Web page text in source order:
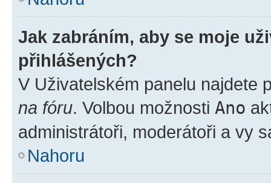
Jak zabráním, aby se moje
přihlášených?
V Uživatelském panelu najdete
na fóru. Volbou možnosti Ano
administrátoři, moderátoři a vy
Nahoru